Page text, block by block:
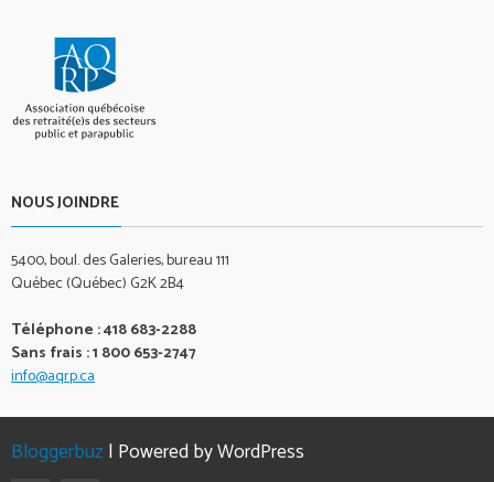
NOUS JOINDRE
5400, boul. des Galeries, bureau 111
Québec (Québec) G2K 2B4
Téléphone : 418 683-2288
Sans frais : 1 800 653-2747
info@aqrp.ca
Bloggerbuz | Powered by WordPress